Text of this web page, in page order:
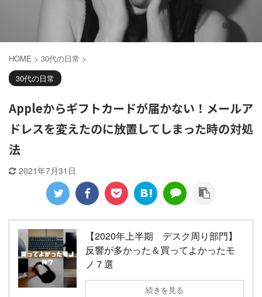
HOME > 30代の日常 >
30代の日常
Appleからギフトカードが届かない！メールア
ドレスを変えたのに放置してしまった時の対処
法
2021年7月31日
【2020年上半期 デスク周り部門】
反響が多かった＆買ってよかったモ
ノ７選
続きを見る